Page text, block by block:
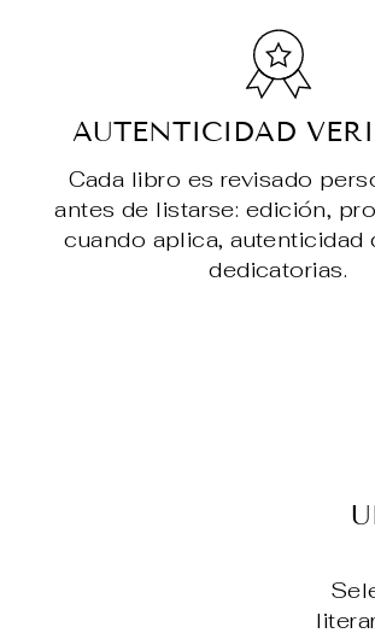
AUTENTICIDAD
Cada libro es revisado
antes de listarse: edición,
cuando aplica, autenticidad
dedicatorias.